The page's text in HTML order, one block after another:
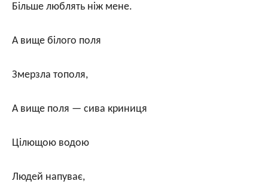
Більше люблять ніж мене.
А вище білого поля
Змерзла тополя,
А вище поля — сива криниця
Цілющою водою
Людей напуває,